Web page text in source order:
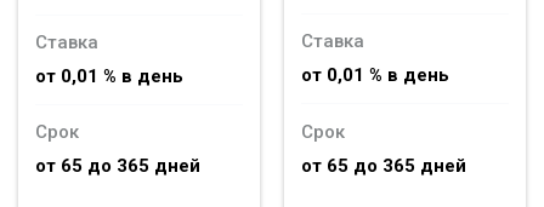
Ставка
от 0,01 % в день
Срок
от 65 до 365 дней
Ставка
от 0,01 % в день
Срок
от 65 до 365 дней